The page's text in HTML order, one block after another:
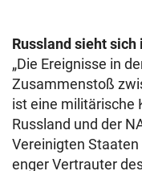
Russland sieht sich
„Die Ereignisse in
Zusammenstoß
ist eine militärische
Russland und der
Vereinigten Staaten
enger Vertrauter